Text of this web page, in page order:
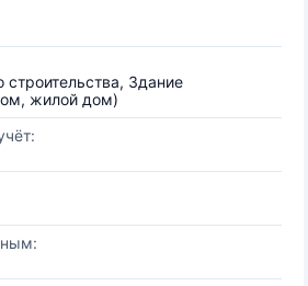
строительства, Здание
жилой дом)